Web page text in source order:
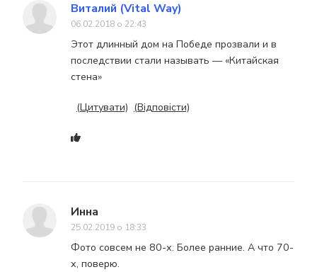
Виталий (Vital Way)
06.02.2018 о 22:43
Этот длинный дом на Победе прозвали и в
последствии стали называть — «Китайская
стена»
(Цитувати) (Відповісти)
Инна
25.02.2019 о 18:33
Фото совсем не 80-х. Более ранние. А что 70-
х, поверю.